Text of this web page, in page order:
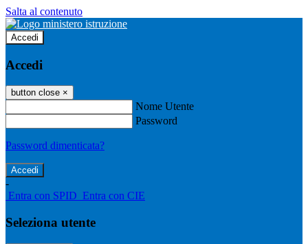
Salta al contenuto
Accedi
Accedi
button close ×
Nome Utente
Password
Password dimenticata?
-
Entra con SPID Entra con CIE
Seleziona utente